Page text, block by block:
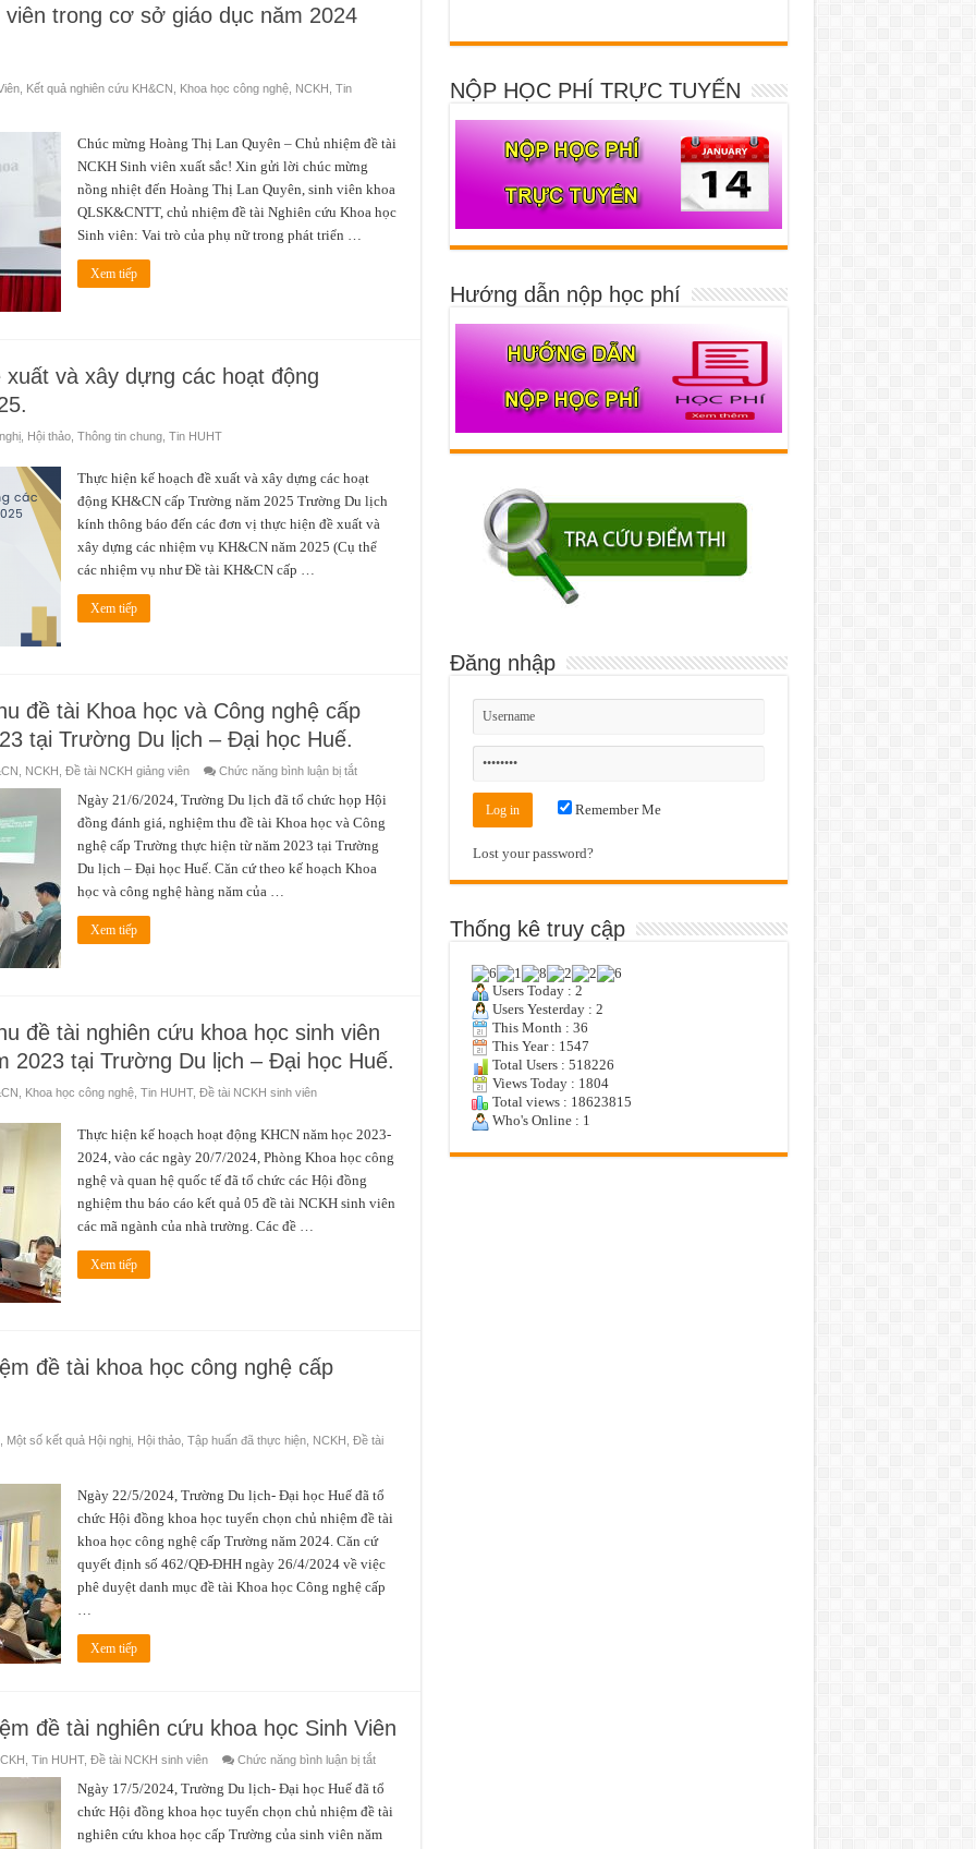
trong cơ sở giáo dục năm 2024
, Kết quả nghiên cứu KH&CN Khoa học công nghệ, NCKH Tin
Chúc mừng Hoàng Thị Lan Quyên – Chủ nhiệm đề tài
NCKH Sinh viên xuất sắc! Xin gửi lời chúc mừng
nồng nhiệt đến Hoàng Thị Lan Quyên, sinh viên khoa
QLSK&CNTT, chủ nhiệm đề tài Nghiên cứu Khoa học
Sinh viên: Vai trò của phụ nữ trong phát triển …
Xem tiếp
và xây dựng các hoạt động
Hội thảo, Thông tin chung, Tin HUHT
Thực hiện kế hoạch đề xuất và xây dựng các hoạt
động KH&CN cấp Trường năm 2025 Trường Du lịch
kính thông báo đến các đơn vị thực hiện đề xuất và
xây dựng các nhiệm vụ KH&CN năm 2025 (Cụ thể
các nhiệm vụ như Đề tài KH&CN cấp …
Xem tiếp
đề tài Khoa học và Công nghệ cấp
tại Trường Du lịch – Đại học Huế.
NCKH Đề tài NCKH giảng viên Chức năng bình luận bị tắtở
đồng
đánh
giá,
nghiệm
thu
đề
tài
2023
tại
Trường
Du
Huế.
Ngày 21/6/2024, Trường Du lịch đã tổ chức họp Hội
đồng đánh giá, nghiệm thu đề tài Khoa học và Công
nghệ cấp Trường thực hiện từ năm 2023 tại Trường
Du lịch – Đại học Huế. Căn cứ theo kế hoạch Khoa
học và công nghệ hàng năm của …
Xem tiếp
đề tài nghiên cứu khoa học sinh viên
2023 tại Trường Du lịch – Đại học Huế.
Khoa học công nghệ, Tin HUHT, Đề tài NCKH sinh viên
Thực hiện kế hoạch hoạt động KHCN năm học 2023-
2024, vào các ngày 20/7/2024, Phòng Khoa học công
nghệ và quan hệ quốc tế đã tổ chức các Hội đồng
nghiệm thu báo cáo kết quả 05 đề tài NCKH sinh viên
các mã ngành của nhà trường. Các đề …
Xem tiếp
đề tài khoa học công nghệ cấp
Một số kết quả Hội nghị, Hội thảo, Tập huấn đã thực hiện, NCKH Đề tài
Ngày 22/5/2024, Trường Du lịch- Đại học Huế đã tổ
chức Hội đồng khoa học tuyển chọn chủ nhiệm đề tài
khoa học công nghệ cấp Trường năm 2024. Căn cứ
quyết định số 462/QĐ-ĐHH ngày 26/4/2024 về việc
phê duyệt danh mục đề tài Khoa học Công nghệ cấp
Xem tiếp
đề tài nghiên cứu khoa học Sinh Viên
Tin HUHT, Đề tài NCKH sinh viên Chức năng bình luận bị tắtở
đồng
tuyển
chọn
nhiệm
Ngày 17/5/2024, Trường Du lịch- Đại học Huế đã tổ
chức Hội đồng khoa học tuyển chọn chủ nhiệm đề tài
nghiên cứu khoa học cấp Trường của sinh viên năm
NỘP HỌC PHÍ TRỰC TUYẾN
Hướng dẫn nộp học phí
Đăng nhập
Remember Me
Lost your password?
Thống kê truy cập
Users Today : 2
Users Yesterday : 2
This Month : 36
This Year : 1547
Total Users : 518226
Views Today : 1804
Total views : 18623815
Who's Online : 1